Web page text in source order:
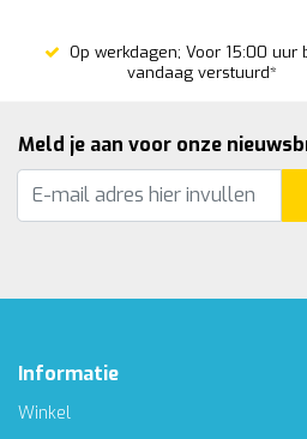
Op werkdagen; Voor 15:00 uur
vandaag verstuurd*
Meld je aan voor onze
Informatie
Winkel